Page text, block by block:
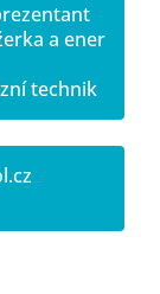
a ener
technik